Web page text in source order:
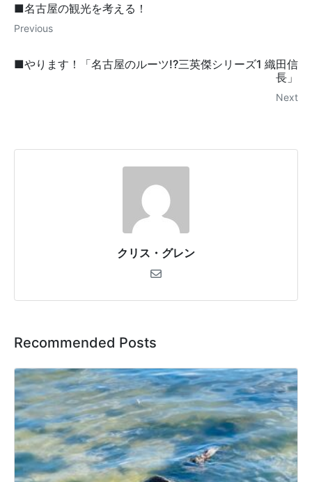
■名古屋の観光を考える！
Previous
■やります！「名古屋のルーツ!?三英傑シリーズ1 織田信
長」
Next
クリス・グレン
Recommended Posts